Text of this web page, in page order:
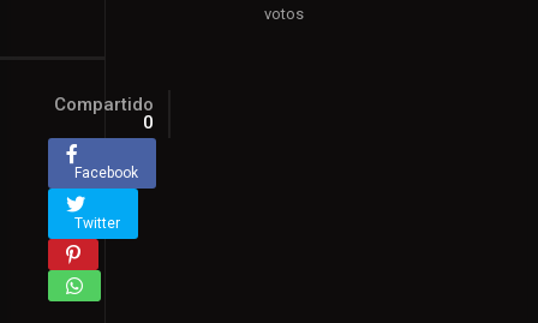
votos
Compartido
0
Facebook
Twitter